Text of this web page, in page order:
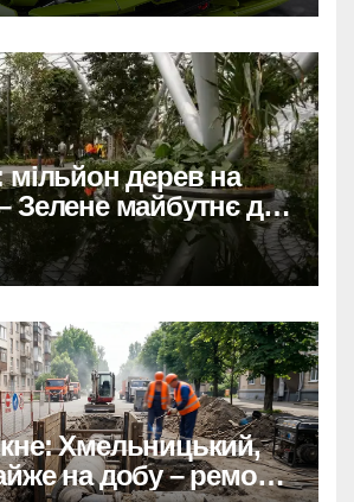
мільйон дерев на
Зелене майбутнє для
Хмельницький,
на добу – ремонт